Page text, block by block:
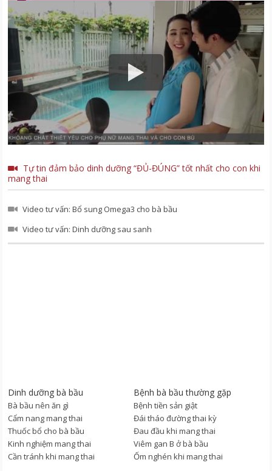
Tự tin đảm bảo dinh dưỡng “ĐỦ-ĐÚNG” tốt nhất cho con khi
mang thai
Video tư vấn: Bổ sung Omega3 cho bà bầu
Video tư vấn: Dinh dưỡng sau sanh
Dinh dưỡng bà bầu
Bà bầu nên ăn gì
Cẩm nang mang thai
Thuốc bổ cho bà bầu
Kinh nghiệm mang thai
Cần tránh khi mang thai
Bệnh bà bầu thường gặp
Bệnh tiền sản giật
Đái tháo đường thai kỳ
Đau đầu khi mang thai
Viêm gan B ở bà bầu
Ốm nghén khi mang thai